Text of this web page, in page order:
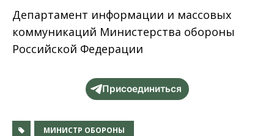
Департамент информации и массовых
коммуникаций Министерства обороны
Российской Федерации
Присоединиться
МИНИСТР ОБОРОНЫ